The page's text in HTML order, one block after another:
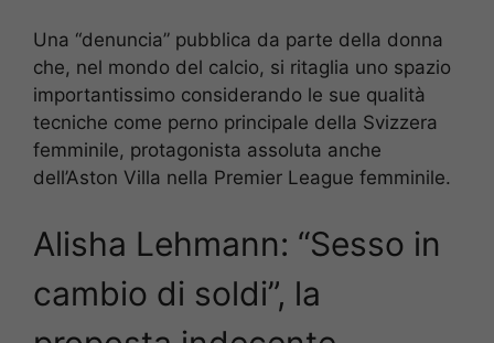
Una “denuncia” pubblica da parte della donna
che, nel mondo del calcio, si ritaglia uno spazio
importantissimo considerando le sue qualità
tecniche come perno principale della Svizzera
femminile, protagonista assoluta anche
dell’Aston Villa nella Premier League femminile.
Alisha Lehmann: “Sesso in
cambio di soldi”, la